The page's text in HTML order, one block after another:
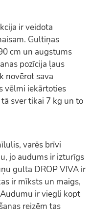
ir veidota
Gultiņas
cm un augstums
pozīcija ļaus
novērot sava
vēlmi iekārtoties
sver tikai 7 kg un to
varēs brīvi
jo audums ir izturīgs
gulta DROP VIVA ir
ir mīksts un maigs,
ir viegli kopt
reizēm tas